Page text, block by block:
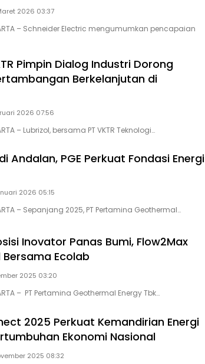
2026 03:37
– Schneider Electric mengumumkan pencapaian
Pimpin Dialog Industri Dorong
Berkelanjutan di
2026 07:56
– Lubrizol, bersama PT VKTR Teknologi…
Andalan, PGE Perkuat Fondasi Energi
2026 05:15
– Sepanjang 2025, PT Pertamina Geothermal…
Inovator Panas Bumi, Flow2Max
Ecolab
2025 03:20
– PT Pertamina Geothermal Energy Tbk…
2025 Perkuat Kemandirian Energi
Ekonomi Nasional
2025 08:32